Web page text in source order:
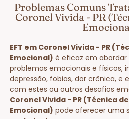
Problemas Comuns
Coronel Vivida - PR
EFT em Coronel Vivida - PR
Emocional) é eficaz em
problemas emocionais e físicos,
depressão, fobias, dor crônica, e
com estes ou outros desafios
Coronel Vivida - PR (Técnica
Emocional) pode oferecer uma